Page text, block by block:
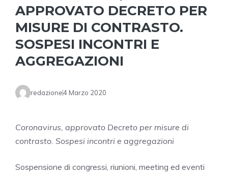
APPROVATO DECRETO PER
MISURE DI CONTRASTO.
SOSPESI INCONTRI E
AGGREGAZIONI
redazione4 Marzo 2020
Coronavirus, approvato Decreto per misure di
contrasto. Sospesi incontri e aggregazioni
Sospensione di congressi, riunioni, meeting ed eventi